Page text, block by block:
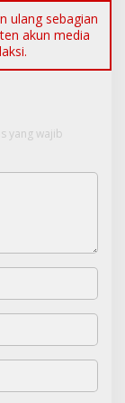
ulang sebagian
akun media
yang wajib